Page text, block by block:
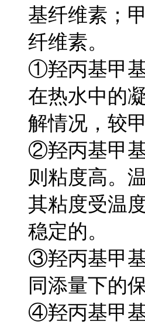
基纤维素；
纤维素。
①羟丙基甲
在热水中的
解情况，较
②羟丙基甲
则粘度高。
其粘度受温
稳定的。
③羟丙基甲
同添量下的
④羟丙基甲